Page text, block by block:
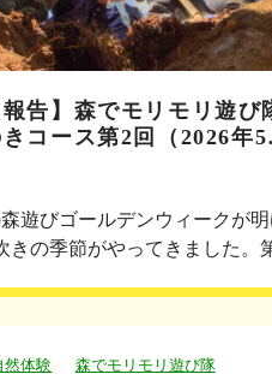
報告】森でモリモリ遊び
コース第2回（2026年
遊びゴールデンウィークが
きの季節がやってきました。
然体験 森でモリモリ遊び隊